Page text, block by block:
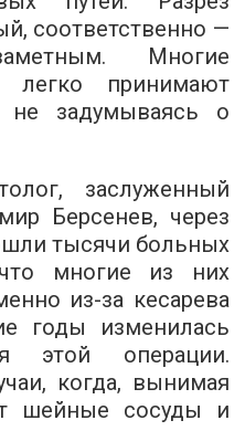
соответственно —
Многие
легко принимают
не задумываясь о
заслуженный
Берсенев, через
тысячи больных
многие из них
из-за кесарева
годы изменилась
этой операции.
когда, вынимая
шейные сосуды и